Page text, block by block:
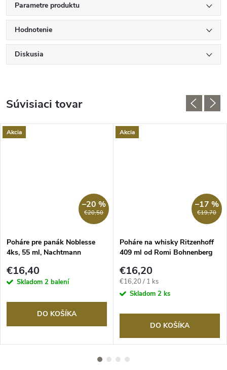
Parametre produktu
Hodnotenie
Diskusia
Súvisiaci tovar
Akcia
€20,50
–20 %
Poháre pre panák Noblesse
4ks, 55 ml, Nachtmann
€16,40
Skladom 2 balení
DO KOŠÍKA
Akcia
€19,70
–17 %
Poháre na whisky Ritzenhoff
409 ml od Romi Bohnenberg
€16,20
Jednotková
cena:
€16,20 / 1 ks
Skladom 2 ks
DO KOŠÍKA